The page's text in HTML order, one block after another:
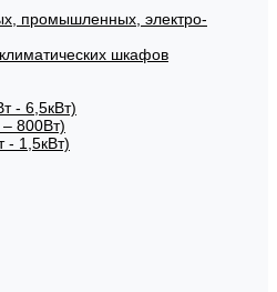
промышленных, электро-
шкафов
6,5кВт)
800Вт)
1,5кВт)